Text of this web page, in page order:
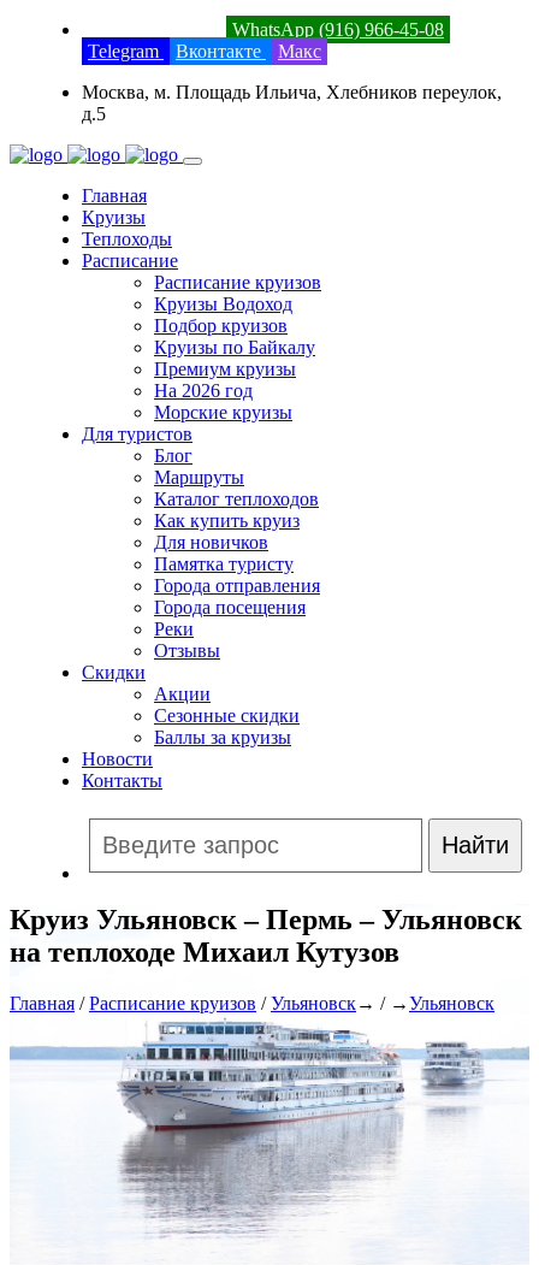
WhatsApp (916) 966-45-08
Telegram
Вконтакте
Макс
Москва, м. Площадь Ильича, Хлебников переулок,
д.5
Главная
Круизы
Теплоходы
Расписание
Расписание круизов
Круизы Водоход
Подбор круизов
Круизы по Байкалу
Премиум круизы
На 2026 год
Морские круизы
Для туристов
Блог
Маршруты
Каталог теплоходов
Как купить круиз
Для новичков
Памятка туристу
Города отправления
Города посещения
Реки
Отзывы
Скидки
Акции
Сезонные скидки
Баллы за круизы
Новости
Контакты
Круиз Ульяновск – Пермь – Ульяновск
на теплоходе Михаил Кутузов
Главная /Расписание круизов /Ульяновск→ / →Ульяновск